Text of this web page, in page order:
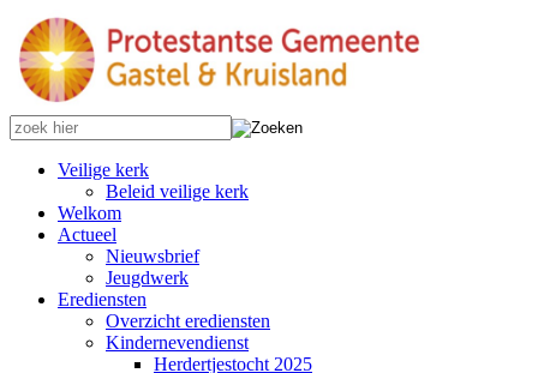
Veilige kerk
Beleid veilige kerk
Welkom
Actueel
Nieuwsbrief
Jeugdwerk
Erediensten
Overzicht erediensten
Kindernevendienst
Herdertjestocht 2025